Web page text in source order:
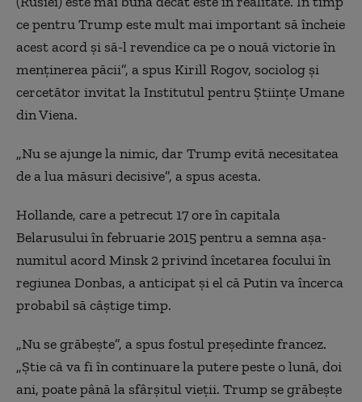
ce pentru Trump este mult mai important să încheie
acest acord și să-l revendice ca pe o nouă victorie în
menținerea păcii”, a spus Kirill Rogov, sociolog și
cercetător invitat la Institutul pentru Științe Umane
din Viena.
„Nu se ajunge la nimic, dar Trump evită necesitatea
de a lua măsuri decisive”, a spus acesta.
Hollande, care a petrecut 17 ore în capitala
Belarusului în februarie 2015 pentru a semna așa-
numitul acord Minsk 2 privind încetarea focului în
regiunea Donbas, a anticipat și el că Putin va încerca
probabil să câștige timp.
„Nu se grăbește”, a spus fostul președinte francez.
„Știe că va fi în continuare la putere peste o lună, doi
ani, poate până la sfârșitul vieții. Trump se grăbește